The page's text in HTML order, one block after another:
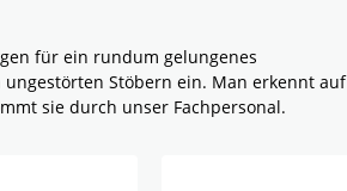
für ein rundum gelungenes
Stöbern ein. Man erkennt auf
sie durch unser Fachpersonal.